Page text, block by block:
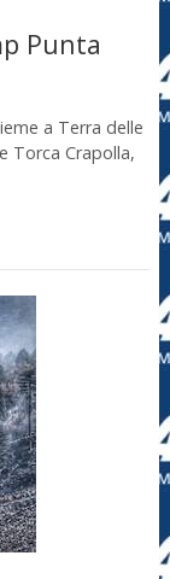
Punta
a Terra delle
Torca Crapolla,